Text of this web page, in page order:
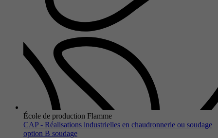
École de production Flamme
CAP - Réalisations industrielles en chaudronnerie ou soudage
option B soudage